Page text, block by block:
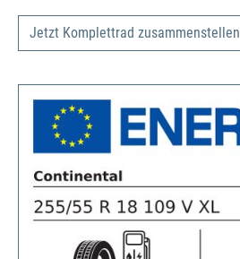
Jetzt Komplettrad zusammenstellen